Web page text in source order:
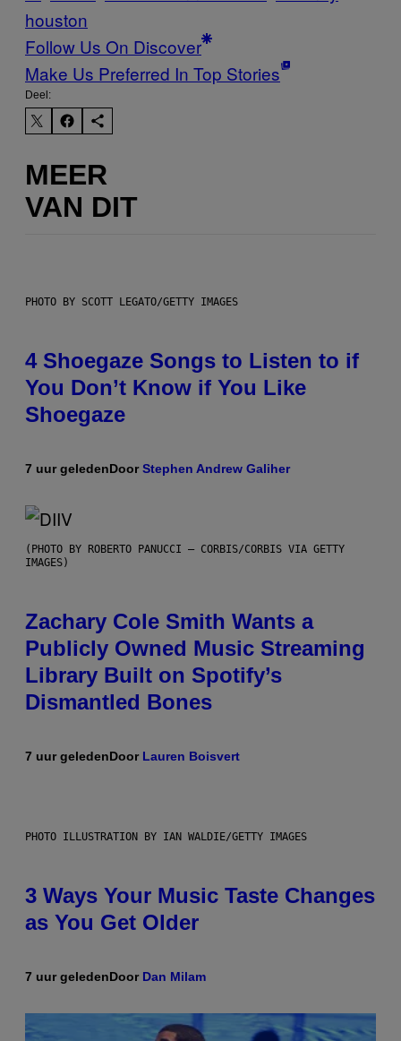
houston
Follow Us On Discover
Make Us Preferred In Top Stories
Deel:
MEER
VAN DIT
PHOTO BY SCOTT LEGATO/GETTY IMAGES
4 Shoegaze Songs to Listen to if
You Don’t Know if You Like
Shoegaze
7 uur geledenDoorStephen Andrew Galiher
(PHOTO BY ROBERTO PANUCCI – CORBIS/CORBIS VIA GETTY
IMAGES)
Zachary Cole Smith Wants a
Publicly Owned Music Streaming
Library Built on Spotify’s
Dismantled Bones
7 uur geledenDoor Lauren Boisvert
PHOTO ILLUSTRATION BY IAN WALDIE/GETTY IMAGES
3 Ways Your Music Taste Changes
as You Get Older
7 uur geledenDoor Dan Milam